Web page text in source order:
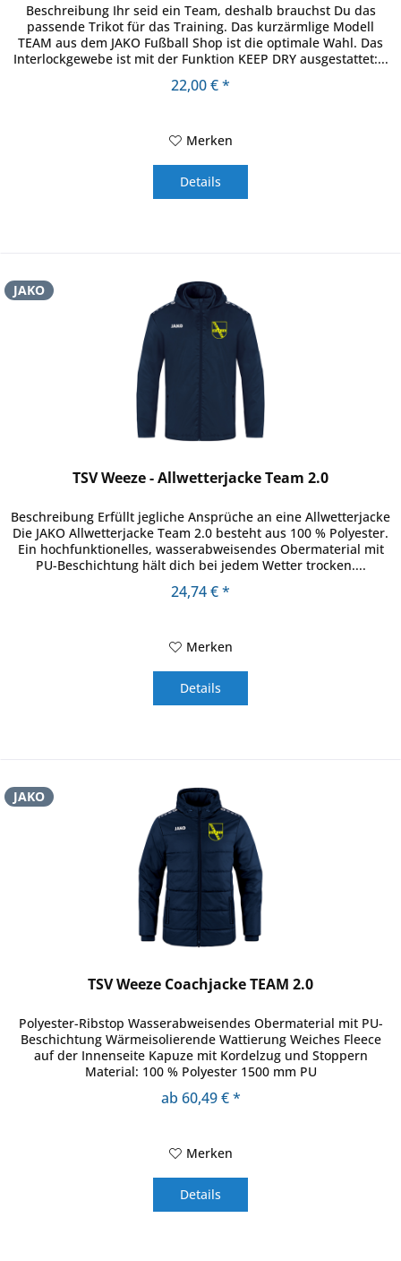
Beschreibung Ihr seid ein Team, deshalb brauchst Du das
passende Trikot für das Training. Das kurzärmlige Modell
TEAM aus dem JAKO Fußball Shop ist die optimale Wahl. Das
Interlockgewebe ist mit der Funktion KEEP DRY ausgestattet:...
22,00 € *
Merken
Details
JAKO
TSV Weeze - Allwetterjacke Team 2.0
Beschreibung Erfüllt jegliche Ansprüche an eine Allwetterjacke
Die JAKO Allwetterjacke Team 2.0 besteht aus 100 % Polyester.
Ein hochfunktionelles, wasserabweisendes Obermaterial mit
PU-Beschichtung hält dich bei jedem Wetter trocken....
24,74 € *
Merken
Details
JAKO
TSV Weeze Coachjacke TEAM 2.0
Polyester-Ribstop Wasserabweisendes Obermaterial mit PU-
Beschichtung Wärmeisolierende Wattierung Weiches Fleece
auf der Innenseite Kapuze mit Kordelzug und Stoppern
Material: 100 % Polyester 1500 mm PU
ab 60,49 € *
Merken
Details